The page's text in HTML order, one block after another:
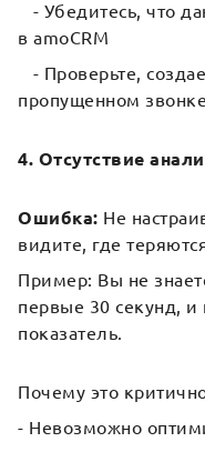
- Убедитесь, что
в amoCRM
- Проверьте,
пропущенном
4. Отсутствие
Ошибка: Не
видите, где
Пример: Вы не
первые 30 секунд, и
показатель.
Почему это
- Невозможно